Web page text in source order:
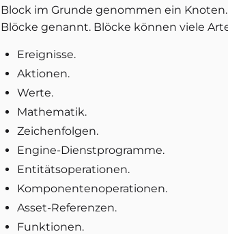
Block im Grunde genommen ein
Blöcke genannt. Blöcke können viele
Ereignisse.
Aktionen.
Werte.
Mathematik.
Zeichenfolgen.
Engine-Dienstprogramme.
Entitätsoperationen.
Komponentenoperationen.
Asset-Referenzen.
Funktionen.